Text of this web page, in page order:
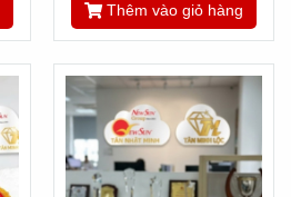
Thêm vào giỏ hàng